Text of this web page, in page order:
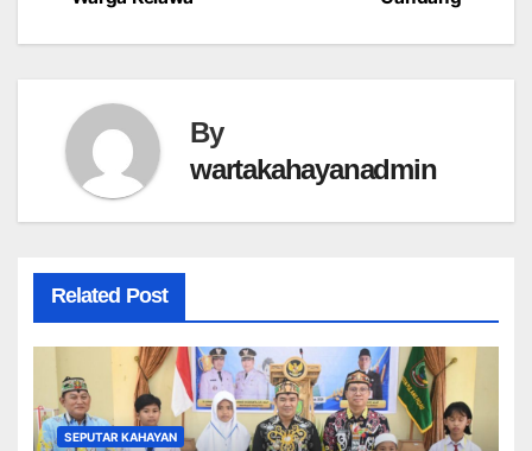
By
wartakahayanadmin
Related Post
SEPUTAR KAHAYAN